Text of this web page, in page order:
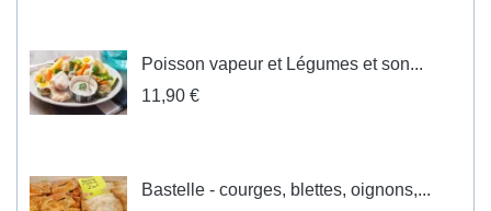
Poisson vapeur et Légumes et son...
11,90 €
Bastelle - courges, blettes, oignons,...